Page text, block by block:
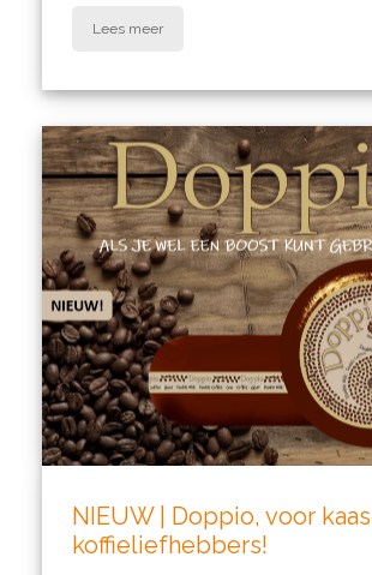
Lees meer
NIEUW | Doppio, voor
koffieliefhebbers!